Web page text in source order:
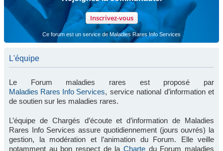
Inscrivez-vous
Ce forum est un service de Maladies Rares Info Services
L'équipe
Le Forum maladies rares est proposé par
Maladies Rares Info Services, service national d’information et
de soutien sur les maladies rares.
L’équipe de Chargés d’écoute et d’information de Maladies
Rares Info Services assure quotidiennement (jours ouvrés) la
gestion, la modération et l’animation du Forum. Elle veille
notamment au bon respect de la Charte du Forum maladies